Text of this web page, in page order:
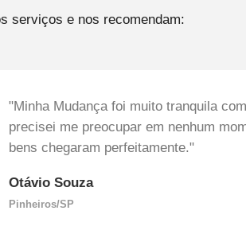
serviços e nos recomendam:
"Minha Mudança foi muito tranquila
precisei me preocupar em nenhum
bens chegaram perfeitamente."
Otávio Souza
Pinheiros/SP